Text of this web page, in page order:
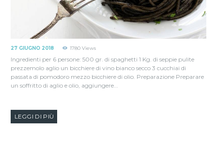
27 GIUGNO 2018 1780 Views
Ingredienti per 6 persone: 500 gr. di spaghetti 1 Kg. di seppie pulite
prezzemolo aglio un bicchiere di vino bianco secco 3 cucchiai di
passata di pomodoro mezzo bicchiere di olio. Preparazione Preparare
un soffritto di aglio e olio, aggiungere...
LEGGI DI PIÙ